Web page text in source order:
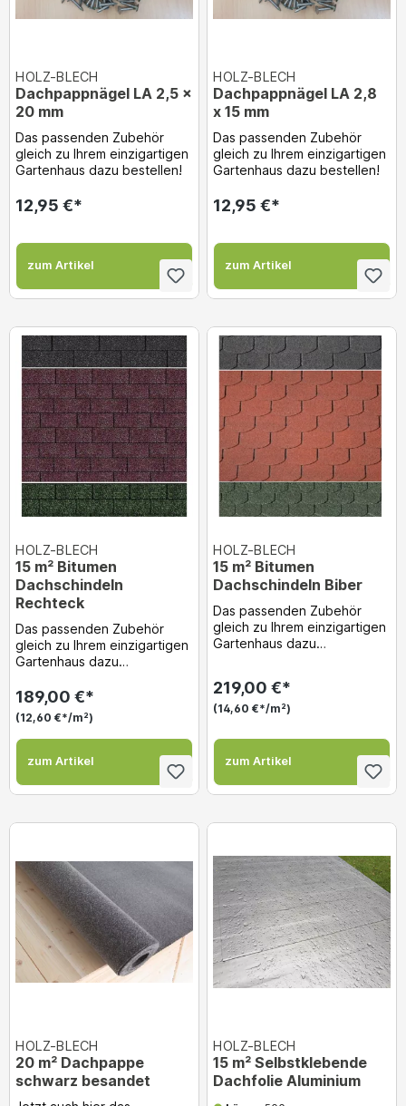
HOLZ-BLECH
Dachpappnägel LA 2,5 x
20 mm
Das passenden Zubehör
gleich zu Ihrem einzigartigen
Gartenhaus dazu bestellen!
12,95 €*
zum Artikel
HOLZ-BLECH
Dachpappnägel LA 2,8
x 15 mm
Das passenden Zubehör
gleich zu Ihrem einzigartigen
Gartenhaus dazu bestellen!
12,95 €*
zum Artikel
HOLZ-BLECH
15 m² Bitumen
Dachschindeln
Rechteck
Das passenden Zubehör
gleich zu Ihrem einzigartigen
Gartenhaus dazu
189,00 €*
(12,60 €*/m²)
zum Artikel
HOLZ-BLECH
15 m² Bitumen
Dachschindeln Biber
Das passenden Zubehör
gleich zu Ihrem einzigartigen
Gartenhaus dazu
219,00 €*
(14,60 €*/m²)
zum Artikel
HOLZ-BLECH
20 m² Dachpappe
schwarz besandet
HOLZ-BLECH
15 m² Selbstklebende
Dachfolie Aluminium